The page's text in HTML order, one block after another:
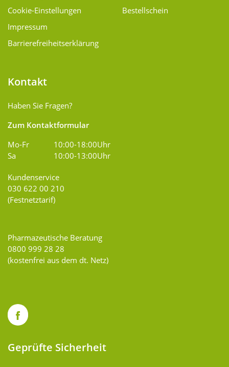
Cookie-Einstellungen
Impressum
Barrierefreiheitserklärung
Bestellschein
Kontakt
Haben Sie Fragen?
Zum Kontaktformular
Mo-Fr
10:00-18:00Uhr
Sa
10:00-13:00Uhr
Kundenservice
030 622 00 210
(Festnetztarif)
Pharmazeutische Beratung
0800 999 28 28
(kostenfrei aus dem dt. Netz)
Geprüfte Sicherheit